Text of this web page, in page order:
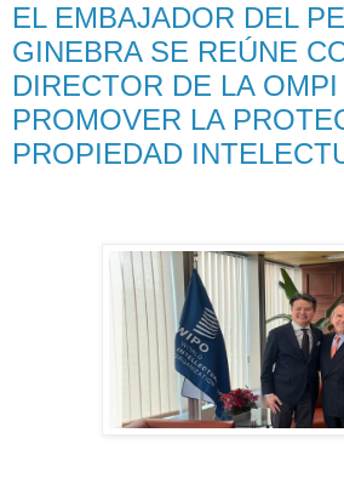
EL EMBAJADOR DEL
GINEBRA SE REÚNE
DIRECTOR DE LA OMPI
PROMOVER LA
PROPIEDAD